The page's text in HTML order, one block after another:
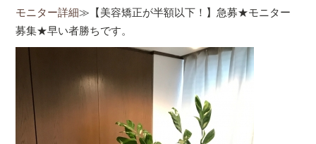
モニター詳細≫【美容矯正が半額以下！】急募★モニター
募集★早い者勝ちです。